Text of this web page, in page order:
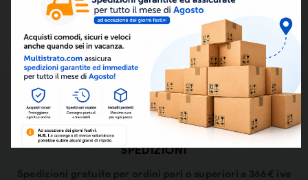
Torna in cima
Visualizza tutti i prodotti
SPEDIZIONI
Spedizioni gratuite per ordini pari o superiori a 366€ iva